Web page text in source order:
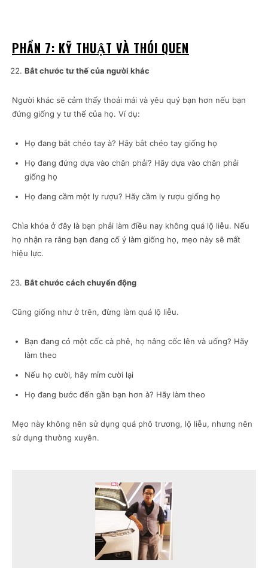
PHẦN 7: KỸ THUẬT VÀ THÓI QUEN
Bắt chước tư thế của người khác
Người khác sẽ cảm thấy thoải mái và yêu quý bạn hơn nếu bạn
đứng giống y tư thế của họ. Ví dụ:
Họ đang bắt chéo tay à? Hãy bắt chéo tay giống họ
Họ đang đứng dựa vào chân phải? Hãy dựa vào chân phải
giống họ
Họ đang cầm một ly rượu? Hãy cầm ly rượu giống họ
Chìa khóa ở đây là bạn phải làm điều nay không quá lộ liễu. Nếu
họ nhận ra rằng bạn đang cố ý làm giống họ, mẹo này sẽ mất
hiệu lực.
Bắt chước cách chuyển động
Cũng giống như ở trên, đừng làm quá lộ liễu.
Bạn đang có một cốc cà phê, họ nâng cốc lên và uống? Hãy
làm theo
Nếu họ cười, hãy mỉm cười lại
Họ đang bước đến gần bạn hơn à? Hãy làm theo
Mẹo này không nên sử dụng quá phô trương, lộ liễu, nhưng nên
sử dụng thường xuyên.